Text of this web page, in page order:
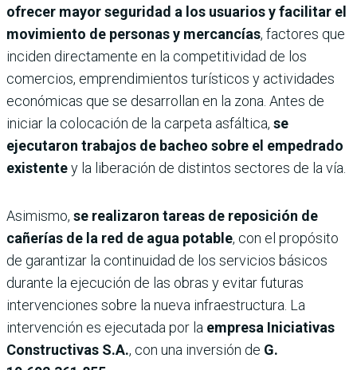
ofrecer mayor seguridad a los usuarios y facilitar el
movimiento de personas y mercancías, factores que
inciden directamente en la competitividad de los
comercios, emprendimientos turísticos y actividades
económicas que se desarrollan en la zona. Antes de
iniciar la colocación de la carpeta asfáltica, se
ejecutaron trabajos de bacheo sobre el empedrado
existentey la liberación de distintos sectores de la vía.
Asimismo, se realizaron tareas de reposición de
cañerías de la red de agua potable, con el propósito
de garantizar la continuidad de los servicios básicos
durante la ejecución de las obras y evitar futuras
intervenciones sobre la nueva infraestructura. La
intervención es ejecutada por la empresa Iniciativas
Constructivas S.A., con una inversión de G.